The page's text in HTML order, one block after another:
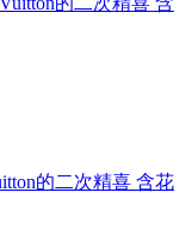
的二次精喜 含花